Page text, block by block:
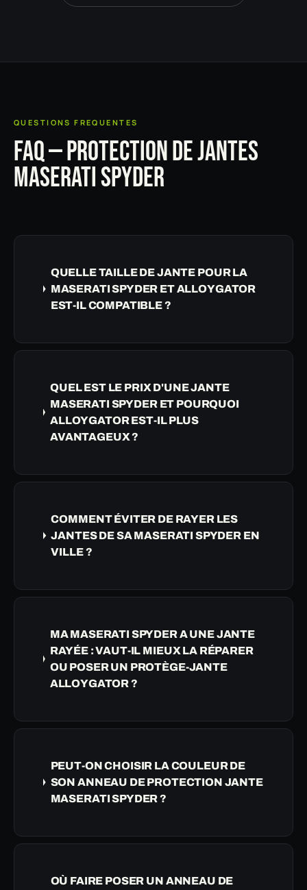
QUESTIONS FREQUENTES
FAQ — PROTECTION DE JANTES
MASERATI SPYDER
QUELLE TAILLE DE JANTE POUR LA
MASERATI SPYDER ET ALLOYGATOR
EST-IL COMPATIBLE ?
QUEL EST LE PRIX D'UNE JANTE
MASERATI SPYDER ET POURQUOI
ALLOYGATOR EST-IL PLUS
AVANTAGEUX ?
COMMENT ÉVITER DE RAYER LES
JANTES DE SA MASERATI SPYDER EN
VILLE ?
MA MASERATI SPYDER A UNE JANTE
RAYÉE : VAUT-IL MIEUX LA RÉPARER
OU POSER UN PROTÈGE-JANTE
ALLOYGATOR ?
PEUT-ON CHOISIR LA COULEUR DE
SON ANNEAU DE PROTECTION JANTE
MASERATI SPYDER ?
OÙ FAIRE POSER UN ANNEAU DE